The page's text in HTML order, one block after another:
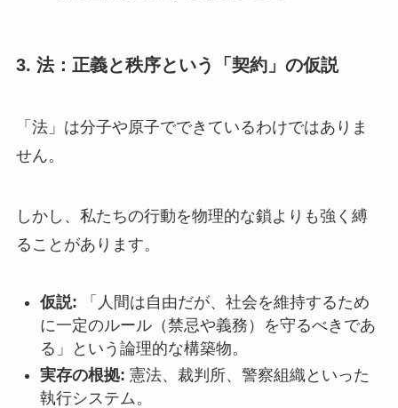
3. 法：正義と秩序という「契約」の仮説
「法」は分子や原子でできているわけではありま
せん。
しかし、私たちの行動を物理的な鎖よりも強く縛
ることがあります。
仮説: 「人間は自由だが、社会を維持するため
に一定のルール（禁忌や義務）を守るべきであ
る」という論理的な構築物。
実存の根拠: 憲法、裁判所、警察組織といった
執行システム。